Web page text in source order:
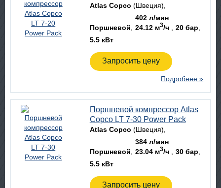
Atlas Copco (Швеция)
Поршневой
402 л/мин
24.12 м3/ч
20 бар
5.5 кВт
Запросить цену
Подробнее »
Поршневой компрессор Atlas
Copco LT 7-30 Power Pack
Atlas Copco (Швеция)
Поршневой
384 л/мин
23.04 м3/ч
30 бар
5.5 кВт
Запросить цену